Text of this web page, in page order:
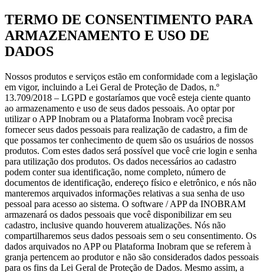
TERMO DE CONSENTIMENTO PARA
ARMAZENAMENTO E USO DE
DADOS
Nossos produtos e serviços estão em conformidade com a legislação
em vigor, incluindo a Lei Geral de Proteção de Dados, n.º
13.709/2018 – LGPD e gostaríamos que você esteja ciente quanto
ao armazenamento e uso de seus dados pessoais. Ao optar por
utilizar o APP Inobram ou a Plataforma Inobram você precisa
fornecer seus dados pessoais para realização de cadastro, a fim de
que possamos ter conhecimento de quem são os usuários de nossos
produtos. Com estes dados será possível que você crie login e senha
para utilização dos produtos. Os dados necessários ao cadastro
podem conter sua identificação, nome completo, número de
documentos de identificação, endereço físico e eletrônico, e nós não
manteremos arquivados informações relativas a sua senha de uso
pessoal para acesso ao sistema. O software / APP da INOBRAM
armazenará os dados pessoais que você disponibilizar em seu
cadastro, inclusive quando houverem atualizações. Nós não
compartilharemos seus dados pessoais sem o seu consentimento. Os
dados arquivados no APP ou Plataforma Inobram que se referem à
granja pertencem ao produtor e não são considerados dados pessoais
para os fins da Lei Geral de Proteção de Dados. Mesmo assim, a